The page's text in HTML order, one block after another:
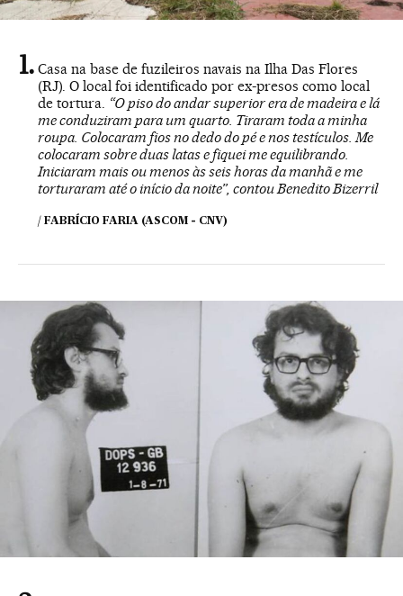
Casa na base de fuzileiros navais na Ilha Das Flores
(RJ). O local foi identificado por ex-presos como local
de tortura. “O piso do andar superior era de madeira e lá
me conduziram para um quarto. Tiraram toda a minha
roupa. Colocaram fios no dedo do pé e nos testículos. Me
colocaram sobre duas latas e fiquei me equilibrando.
Iniciaram mais ou menos às seis horas da manhã e me
torturaram até o início da noite”, contou Benedito Bizerril
/ FABRÍCIO FARIA (ASCOM - CNV)